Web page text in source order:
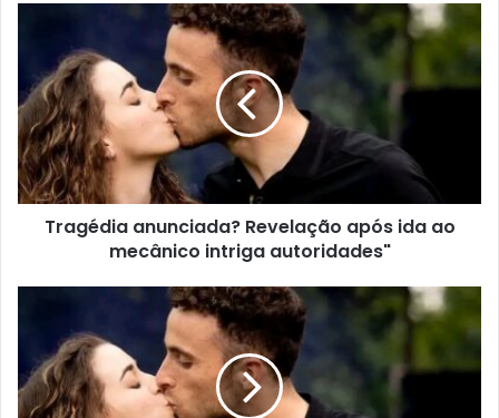
Tragédia anunciada? Revelação após ida ao
mecânico intriga autoridades"